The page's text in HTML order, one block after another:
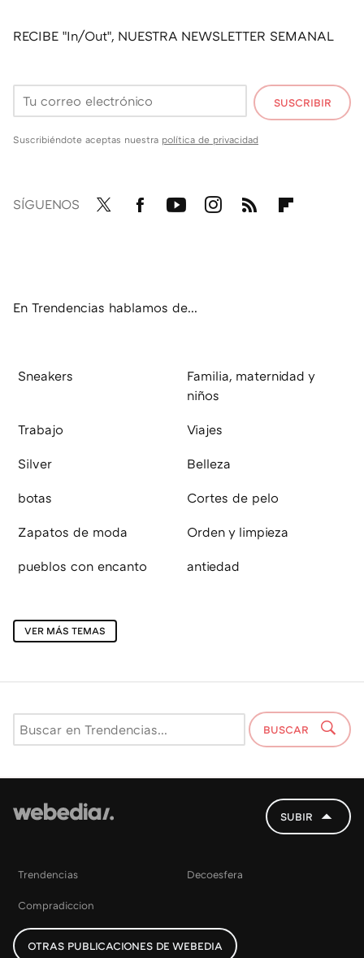
RECIBE "In/Out", NUESTRA NEWSLETTER SEMANAL
SUSCRIBIR
Suscribiéndote aceptas nuestra política de privacidad
SÍGUENOS
En Trendencias hablamos de...
Sneakers
Familia, maternidad y
niños
Trabajo Viajes
Silver Belleza
botas Cortes de pelo
Zapatos de moda Orden y limpieza
pueblos con encanto antiedad
VER MÁS TEMAS
BUSCAR
SUBIR
Trendencias Decoesfera
Compradiccion
OTRAS PUBLICACIONES DE WEBEDIA